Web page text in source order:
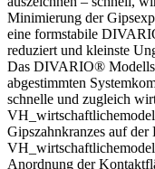
Minimierung der
eine formstabile
reduziert und kleinste
Das DIVARIO®
abgestimmten
schnelle und zugleich
Gipszahnkranzes auf
Anordnung der